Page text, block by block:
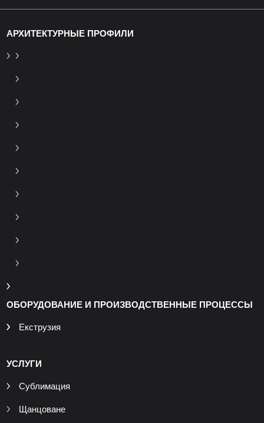
АРХИТЕКТУРНЫЕ ПРОФИЛИ
ОБОРУДОВАНИЕ И ПРОИЗВОДСТВЕННЫЕ ПРОЦЕССЫ
Екструзия
УСЛУГИ
Сублимация
Щанцоване